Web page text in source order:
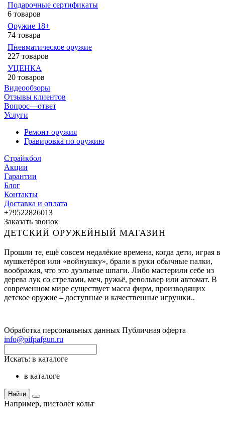
Подарочные сертификаты
6 товаров
Оружие 18+
74 товара
Пневматическое оружие
227 товаров
УЦЕНКА
20 товаров
Видеообзоры
Отзывы клиентов
Вопрос—ответ
Услуги
Ремонт оружия
Гравировка по оружию
Страйкбол
Акции
Гарантии
Блог
Контакты
Доставка и оплата
+79522826013
Заказать звонок
ДЕТСКИЙ ОРУЖЕЙНЫЙ МАГАЗИН
Прошли те, ещё совсем недалёкие времена, когда дети, играя в
мушкетёров или «войнушку», брали в руки обычные палки,
воображая, что это дуэльные шпаги. Либо мастерили себе из
дерева лук со стрелами, меч, ружьё, револьвер или автомат. В
современном мире существует масса фирм, производящих
детское оружие – доступные и качественные игрушки..
Обработка персональных данных Публичная оферта
info@pifpafgun.ru
Искать: в каталоге
в каталоге
Найти
Например, пистолет кольт